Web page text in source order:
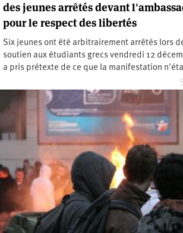
des jeunes arrêtés devant
pour le respect des libertés
Six jeunes ont été arbitrairement arrêtés lors
soutien aux étudiants grecs vendredi 12
a pris prétexte de ce que la manifestation